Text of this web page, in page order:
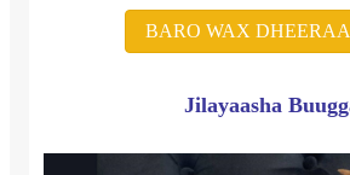
BARO WAX
Jilayaasha